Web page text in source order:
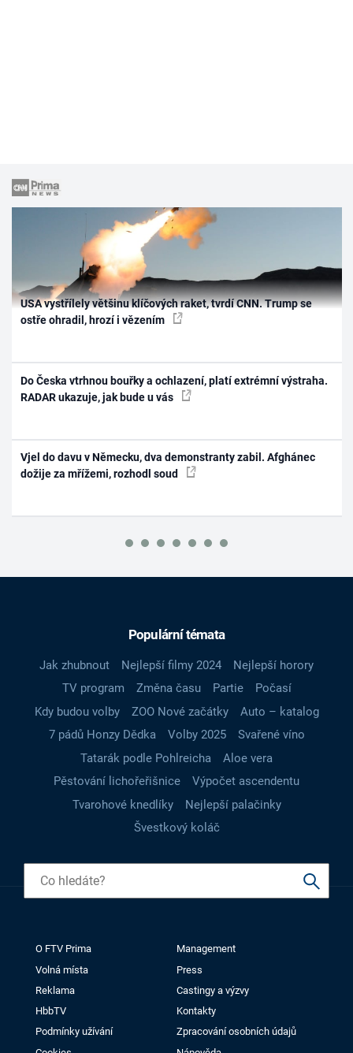
USA vystřílely většinu klíčových raket, tvrdí CNN. Trump se
ostře ohradil, hrozí i vězením
Do Česka vtrhnou bouřky a ochlazení, platí extrémní výstraha.
RADAR ukazuje, jak bude u vás
Vjel do davu v Německu, dva demonstranty zabil. Afghánec
dožije za mřížemi, rozhodl soud
Populární témata
Jak zhubnout Nejlepší filmy 2024
Nejlepší horory
TV program
Změna času Partie
Počasí
Kdy budou volby
ZOO Nové začátky
Auto – katalog
7 pádů Honzy Dědka
Volby 2025
Svařené víno
Tatarák podle Pohlreicha
Aloe vera
Pěstování lichořeřišnice
Výpočet ascendentu
Tvarohové knedlíky
Nejlepší palačinky
Švestkový koláč
O FTV Prima
Management
Volná místa
Press
Reklama
Castingy a výzvy
HbbTV
Kontakty
Podmínky užívání
Zpracování osobních údajů